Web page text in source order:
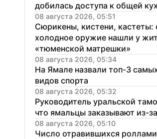
добилась доступа к общей
08 августа 2026, 05:51
Сюрикены, кистени, кастеты:
холодное оружие нашли у
«тюменской матрешки»
08 августа 2026, 05:34
На Ямале назвали топ-3
видов спорта
08 августа 2026, 05:32
Руководитель уральской
что ямальцы заказывают из-
08 августа 2026, 05:10
Число отравившихся